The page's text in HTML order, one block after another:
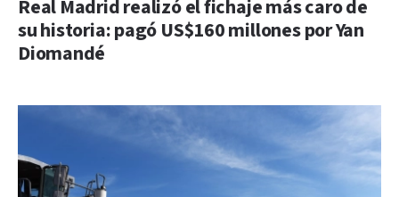
Real Madrid realizó el fichaje más caro de
su historia: pagó US$160 millones por Yan
Diomandé